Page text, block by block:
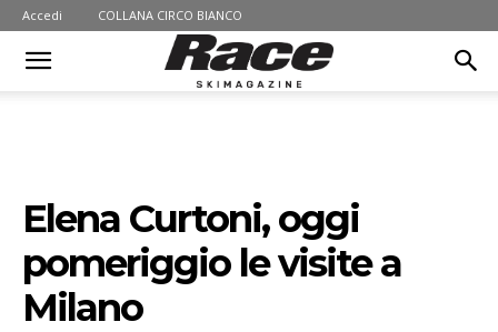
Accedi COLLANA CIRCO BIANCO
Elena Curtoni, oggi
pomeriggio le visite a
Milano